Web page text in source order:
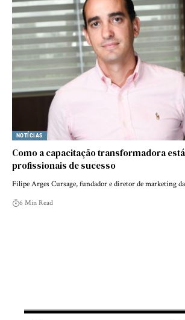
NOTÍCIAS
Como a capacitação transformadora
profissionais de sucesso
Filipe Arges Cursage, fundador e diretor de marketing
6 Min Read